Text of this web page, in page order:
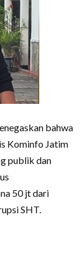
bahwa
Kominfo Jatim
publik dan
50 jt dari
SHT.